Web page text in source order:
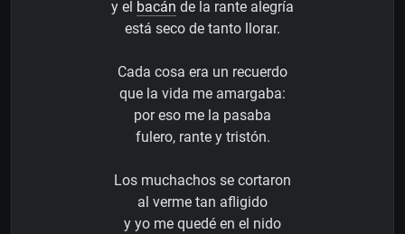
y el bacán de la rante alegría
está seco de tanto llorar.
Cada cosa era un recuerdo
que la vida me amargaba:
por eso me la pasaba
fulero, rante y tristón.
Los muchachos se cortaron
al verme tan afligido
y yo me quedé en el nido